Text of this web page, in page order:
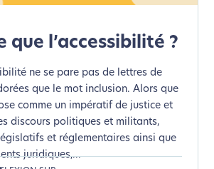
que l’accessibilité ?
ne se pare pas de lettres de
que le mot inclusion. Alors que
comme un impératif de justice et
discours politiques et militants,
et réglementaires ainsi que
juridiques,...